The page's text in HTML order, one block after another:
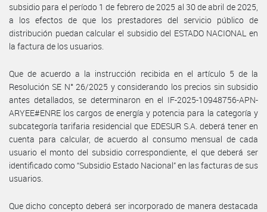
subsidio para el período 1 de febrero de 2025 al 30 de abril de 2025,
a los efectos de que los prestadores del servicio público de
distribución puedan calcular el subsidio del ESTADO NACIONAL en
la factura de los usuarios.
Que de acuerdo a la instrucción recibida en el artículo 5 de la
Resolución SE N° 26/2025 y considerando los precios sin subsidio
antes detallados, se determinaron en el IF-2025-10948756-APN-
ARYEE#ENRE los cargos de energía y potencia para la categoría y
subcategoría tarifaria residencial que EDESUR S.A. deberá tener en
cuenta para calcular, de acuerdo al consumo mensual de cada
usuario el monto del subsidio correspondiente, el que deberá ser
identificado como “Subsidio Estado Nacional” en las facturas de sus
usuarios.
Que dicho concepto deberá ser incorporado de manera destacada